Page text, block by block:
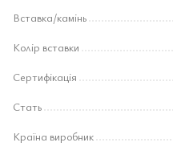
Вставка/камінь
Колір вставки
Сертифікація
Стать
Країна виробник